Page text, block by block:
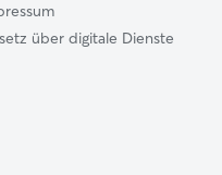
über digitale Dienste